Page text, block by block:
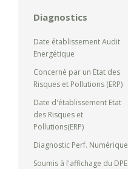
Diagnostics
Date établissement Audit
Energétique
Concerné par un Etat des
Risques et Pollutions (ERP)
Date d'établissement Etat
des Risques et
Pollutions(ERP)
Diagnostic Perf. Numérique
Soumis à l'affichage du DPE